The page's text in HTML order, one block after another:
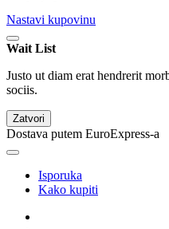
Nastavi kupovinu
Wait List
Justo ut diam erat hendrerit
sociis.
Zatvori
Dostava putem EuroExpress-a
Isporuka
Kako kupiti